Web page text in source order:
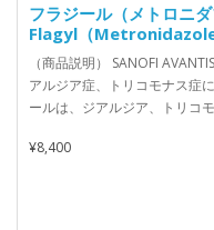
フラジール（メトロニ
Flagyl（
（商品説明） SANOFI
アルジア症、トリコモナス症
ールは、ジアルジア、トリコ
¥8,400